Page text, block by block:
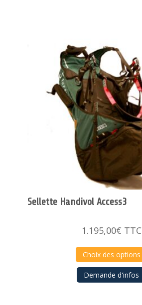
Sellette Handivol Access3
1.195,00€ TTC
Choix des options
Demande d'infos